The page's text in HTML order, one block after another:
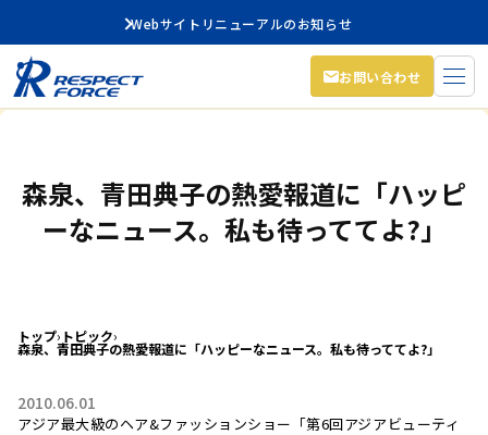
Webサイトリニューアルのお知らせ
お問い合わせ
森泉、青田典子の熱愛報道に「ハッピ
ーなニュース。私も待っててよ?」
トップ› トピック›
森泉、青田典子の熱愛報道に「ハッピーなニュース。私も待っててよ?」
2010.06.01
アジア最大級のヘア&ファッションショー「第6回アジアビューティ